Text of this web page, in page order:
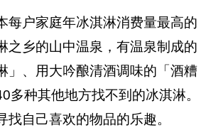
每户家庭年冰淇淋消费量最高的
之乡的山中温泉，有温泉制成的
」、用大吟酿清酒调味的「酒糟
多种其他地方找不到的冰淇淋。
找自己喜欢的物品的乐趣。